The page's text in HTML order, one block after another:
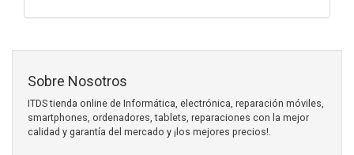
Sobre Nosotros
ITDS tienda online de Informática, electrónica, reparación móviles,
smartphones, ordenadores, tablets, reparaciones con la mejor
calidad y garantía del mercado y ¡los mejores precios!.